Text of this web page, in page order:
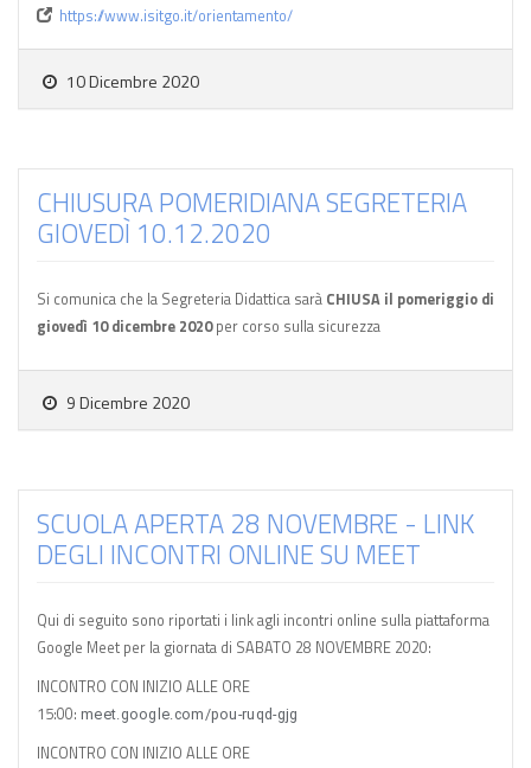
https://www.isitgo.it/orientamento/
10 Dicembre 2020
CHIUSURA POMERIDIANA SEGRETERIA
GIOVEDÌ 10.12.2020
Si comunica che la Segreteria Didattica sarà CHIUSA il pomeriggio di
giovedì 10 dicembre 2020per corso sulla sicurezza
9 Dicembre 2020
SCUOLA APERTA 28 NOVEMBRE - LINK
DEGLI INCONTRI ONLINE SU MEET
Qui di seguito sono riportati i link agli incontri online sulla piattaforma
Google Meet per la giornata di SABATO 28 NOVEMBRE 2020:
INCONTRO CON INIZIO ALLE ORE
15:00: meet.google.com/pou-ruqd-gjg
INCONTRO CON INIZIO ALLE ORE